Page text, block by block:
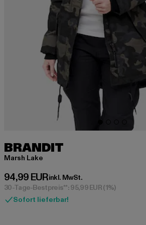
BRANDIT
Marsh Lake
94,99 EUR
Derzeitiger Preis: 94,99 EUR
inkl. MwSt.
30-Tage-Bestpreis**: 95,99 EUR(1%)
Sofort lieferbar!